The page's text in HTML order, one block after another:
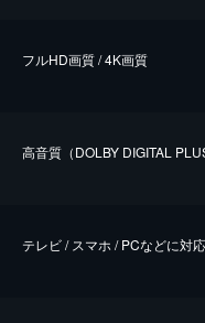
フルHD画質 / 4K画質
⾼⾳質（DOLBY DIGITAL
テレビ / スマホ / PCなどに対応